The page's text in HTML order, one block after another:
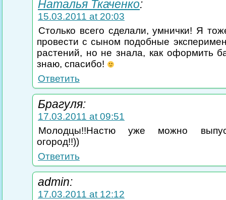
Наталья Ткаченко:
15.03.2011 at 20:03
Столько всего сделали, умнички! Я
провести с сыном подобные
растений, но не знала, как оформить
знаю, спасибо!
Ответить
Брагуля:
17.03.2011 at 09:51
Молодцы!!Настю уже можно
огород!!))
Ответить
admin:
17.03.2011 at 12:12